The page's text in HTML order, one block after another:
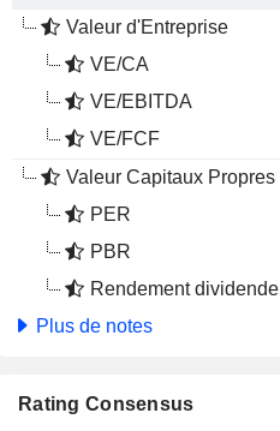
Valeur d'Entreprise
VE/CA
VE/EBITDA
VE/FCF
Valeur Capitaux Propres
PER
PBR
Rendement dividende
Plus de notes
Rating Consensus